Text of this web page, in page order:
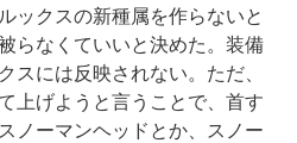
ックスの新種属を作らないと
らなくていいと決めた。装備
スには反映されない。ただ、
上げようと言うことで、首す
ノーマンヘッドとか、スノー